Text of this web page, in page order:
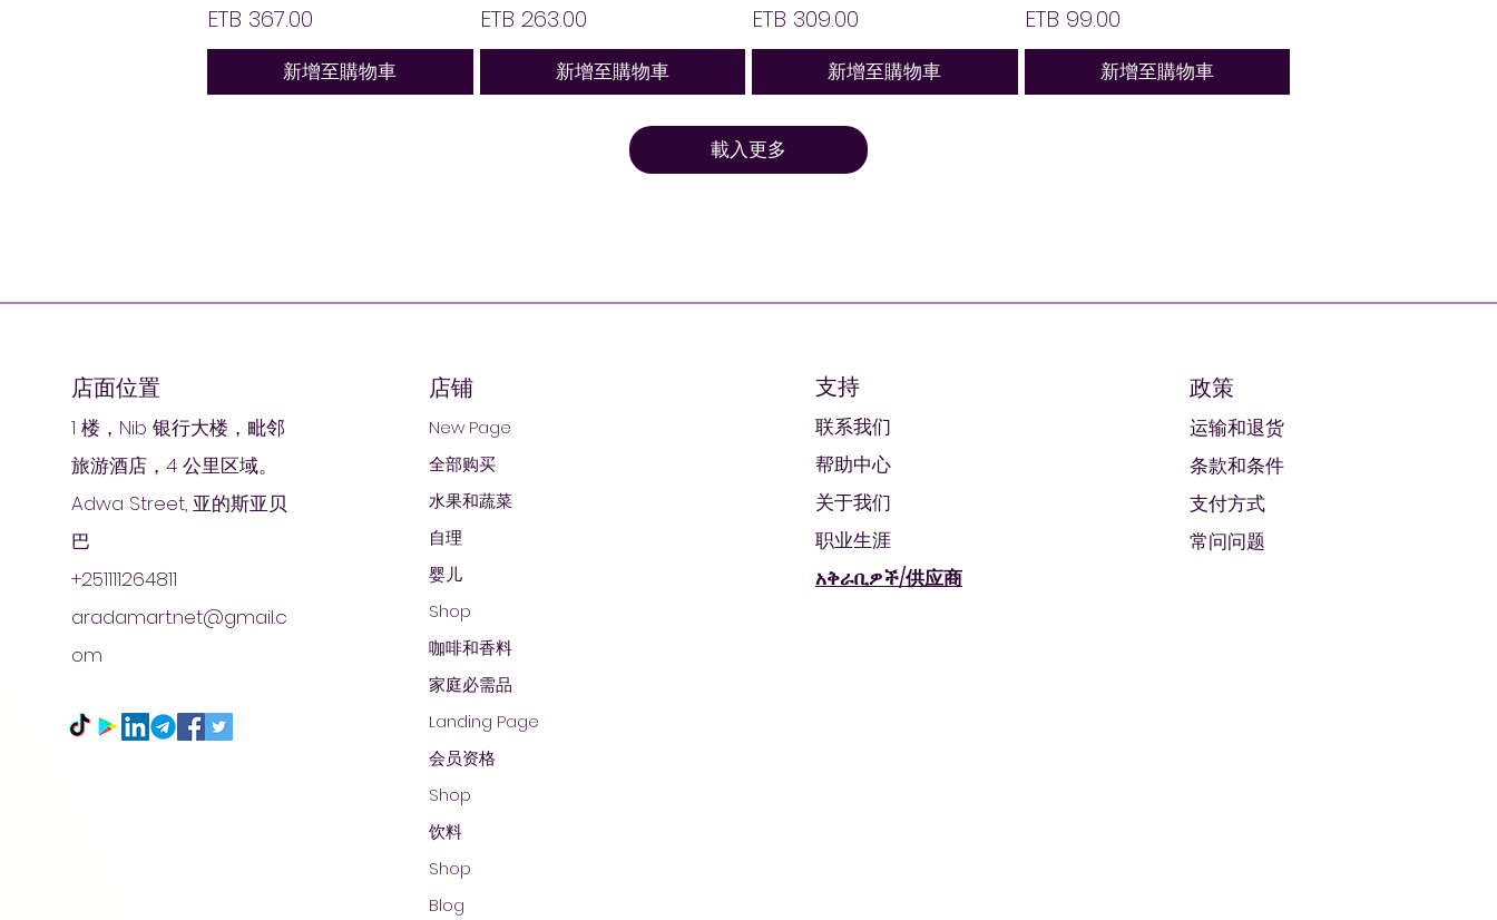
價格
ETB 367.00
新增至購物車
價格
ETB 263.00
新增至購物車
價格
ETB 309.00
新增至購物車
價格
ETB 99.00
新增至購物車
載入更多
店面位置
1 楼，Nib 银行大楼，毗邻
旅游酒店，4 公里区域。
Adwa Street, 亚的斯亚贝
巴
+251111264811
aradamart.net@gmail.c
om
店铺
New Page
全部购买
水果和蔬菜
自理
婴儿
Shop
咖啡和香料
家庭必需品
Landing Page
会员资格
Shop
饮料
Shop
Blog
支持
联系我们
帮助中心
关于我们
职业生涯
አቅራቢዎች/供应商
政策
运输和退货
条款和条件
支付方式
常问问题